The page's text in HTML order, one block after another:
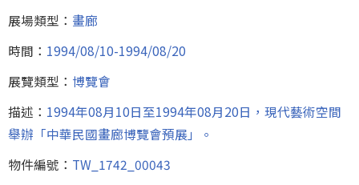
展場類型： 畫廊
時間： 1994/08/10-1994/08/20
展覽類型： 博覽會
描述： 1994年08月10日至1994年08月20日，現代藝術空間
舉辦「中華民國畫廊博覽會預展」。
物件編號： TW_1742_00043